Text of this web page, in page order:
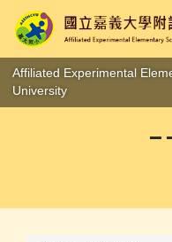
到
要
內
容
Affiliated Experimental
University